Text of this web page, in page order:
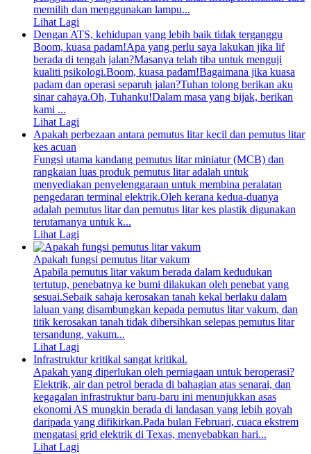
memilih dan menggunakan lampu...
Lihat Lagi
Dengan ATS, kehidupan yang lebih baik tidak terganggu
Boom, kuasa padam!Apa yang perlu saya lakukan jika lif
berada di tengah jalan?Masanya telah tiba untuk menguji
kualiti psikologi.Boom, kuasa padam!Bagaimana jika kuasa
padam dan operasi separuh jalan?Tuhan tolong berikan aku
sinar cahaya.Oh, Tuhanku!Dalam masa yang bijak, berikan
kami ...
Lihat Lagi
Apakah perbezaan antara pemutus litar kecil dan pemutus litar
kes acuan
Fungsi utama kandang pemutus litar miniatur (MCB) dan
rangkaian luas produk pemutus litar adalah untuk
menyediakan penyelenggaraan untuk membina peralatan
pengedaran terminal elektrik.Oleh kerana kedua-duanya
adalah pemutus litar dan pemutus litar kes plastik digunakan
terutamanya untuk k...
Lihat Lagi
Apakah fungsi pemutus litar vakum
Apabila pemutus litar vakum berada dalam kedudukan
tertutup, penebatnya ke bumi dilakukan oleh penebat yang
sesuai.Sebaik sahaja kerosakan tanah kekal berlaku dalam
laluan yang disambungkan kepada pemutus litar vakum, dan
titik kerosakan tanah tidak dibersihkan selepas pemutus litar
tersandung, vakum...
Lihat Lagi
Infrastruktur kritikal sangat kritikal.
Apakah yang diperlukan oleh perniagaan untuk beroperasi?
Elektrik, air dan petrol berada di bahagian atas senarai, dan
kegagalan infrastruktur baru-baru ini menunjukkan asas
ekonomi AS mungkin berada di landasan yang lebih goyah
daripada yang difikirkan.Pada bulan Februari, cuaca ekstrem
mengatasi grid elektrik di Texas, menyebabkan hari...
Lihat Lagi